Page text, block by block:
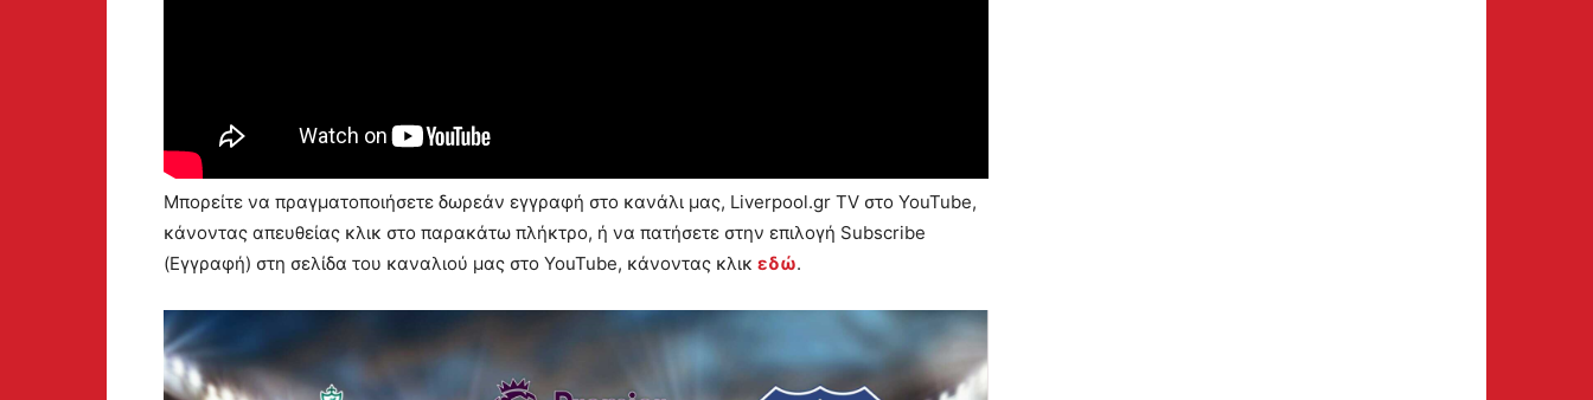
Μπορείτε να πραγματοποιήσετε δωρεάν εγγραφή στο κανάλι μας, Liverpool.gr TV στο YouTube,
κάνοντας απευθείας κλικ στο παρακάτω πλήκτρο, ή να πατήσετε στην επιλογή Subscribe
(Εγγραφή) στη σελίδα του καναλιού μας στο YouTube, κάνοντας κλικ εδώ.